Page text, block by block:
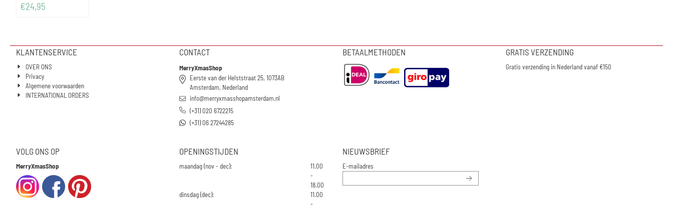
€24,95
KLANTENSERVICE
OVER ONS
Privacy
Algemene voorwaarden
INTERNATIONAL ORDERS
CONTACT
MerryXmasShop
Eerste van der Helststraat 25, 1073AB
Amsterdam, Nederland
info@merryxmasshopamsterdam.nl
(+31) 020 6722215
(+31) 06 27244285
BETAALMETHODEN GRATIS VERZENDING
Gratis verzending in Nederland vanaf €150
VOLG ONS OP
MerryXmasShop
OPENINGSTIJDEN
maandag (nov - dec):
11.00
-
18.00
dinsdag (dec):
11.00
-
NIEUWSBRIEF
E-mailadresVul je e-mailadres in voor de nieuwsbrief